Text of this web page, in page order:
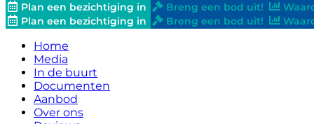
Plan een bezichtiging in Breng een bod uit!
Plan een bezichtiging in
Breng een bod uit!
Home
Media
In de buurt
Documenten
Aanbod
Over ons